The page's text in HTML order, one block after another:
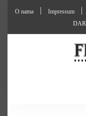
O nama Impressum